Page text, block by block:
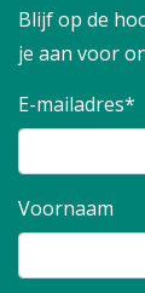
Blijf op de
je aan voor
E-mailadres*
Voornaam